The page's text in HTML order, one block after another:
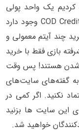
کردیم یک واحد پولی
دیگر به نام «سی کالاف موبایل» یا همان COD Credit وجود دارد
چند آیتم معمولی و
بازی فقط با خرید
شدن هستند! پس وقت
به گفته‌های سایت‌های
نکنید. اگر کمی در
این سایت ها بزنید
خواهید شد.